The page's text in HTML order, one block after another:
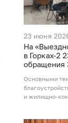
23 июня
На
в Горках-2
обращения
Основными
и жилищно-